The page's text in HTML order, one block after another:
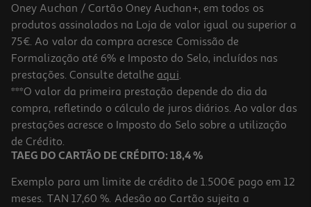
-12%
5.0
Paté Cpa De Atum 4x22g
12.5 €/un
Price reduced from
1,25 €to
1,10 €
Promoção
Oney Auchan / Cartão Oney Auchan+, em todos os
produtos assinalados na Loja de valor igual ou superior a
75€. Ao valor da compra acresce Comissão de
Formalização até 6% e Imposto do Selo, incluídos nas
prestações. Consulte detalhe aqui.
***O valor da primeira prestação depende do dia da
compra, refletindo o cálculo de juros diários. Ao valor das
prestações acresce o Imposto do Selo sobre a utilização
de Crédito.
TAEG DO CARTÃO DE CRÉDITO: 18,4 %
Exemplo para um limite de crédito de 1.500€ pago em 12
meses. TAN 17,60 %. Adesão ao Cartão sujeita a